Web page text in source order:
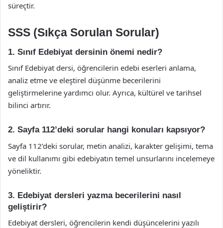
süreçtir.
SSS (Sıkça Sorulan Sorular)
1. Sınıf Edebiyat dersinin önemi nedir?
Sınıf Edebiyat dersi, öğrencilerin edebi eserleri anlama,
analiz etme ve eleştirel düşünme becerilerini
geliştirmelerine yardımcı olur. Ayrıca, kültürel ve tarihsel
bilinci artırır.
2. Sayfa 112’deki sorular hangi konuları kapsıyor?
Sayfa 112’deki sorular, metin analizi, karakter gelişimi, tema
ve dil kullanımı gibi edebiyatın temel unsurlarını incelemeye
yöneliktir.
3. Edebiyat dersleri yazma becerilerini nasıl
geliştirir?
Edebiyat dersleri, öğrencilerin kendi düşüncelerini yazılı